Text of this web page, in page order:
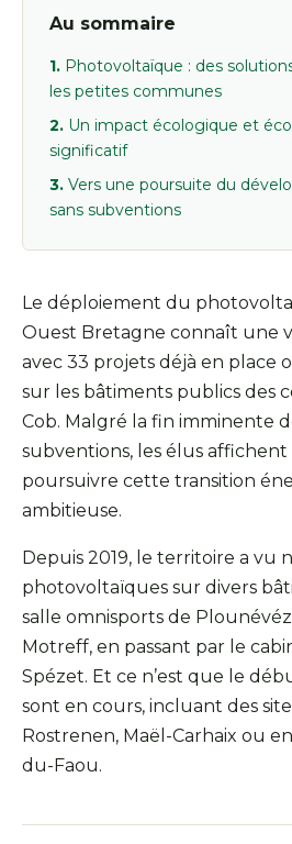
Au sommaire
Photovoltaïque : des
les petites communes
Un impact écologique et
significatif
Vers une poursuite du
sans subventions
Le déploiement du
Ouest Bretagne connaît une
avec 33 projets déjà en place
sur les bâtiments publics des
Cob. Malgré la fin imminente
subventions, les élus
poursuivre cette transition
ambitieuse.
Depuis 2019, le territoire a vu
photovoltaïques sur divers
salle omnisports de
Motreff, en passant par le
Spézet. Et ce n’est que le
sont en cours, incluant des
Rostrenen, Maël-Carhaix ou
du-Faou.